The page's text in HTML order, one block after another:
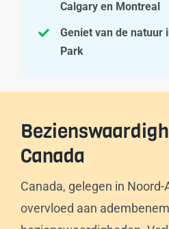
Calgary en Montreal
Geniet van de natuur
Park
Canada
Canada, gelegen in
overvloed aan